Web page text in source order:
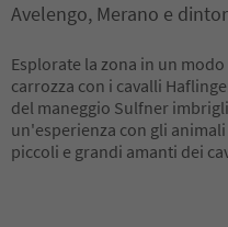
Avelengo, Merano e
Esplorate la zona in un
carrozza con i cavalli
del maneggio Sulfner
un'esperienza con gli
piccoli e grandi amanti dei